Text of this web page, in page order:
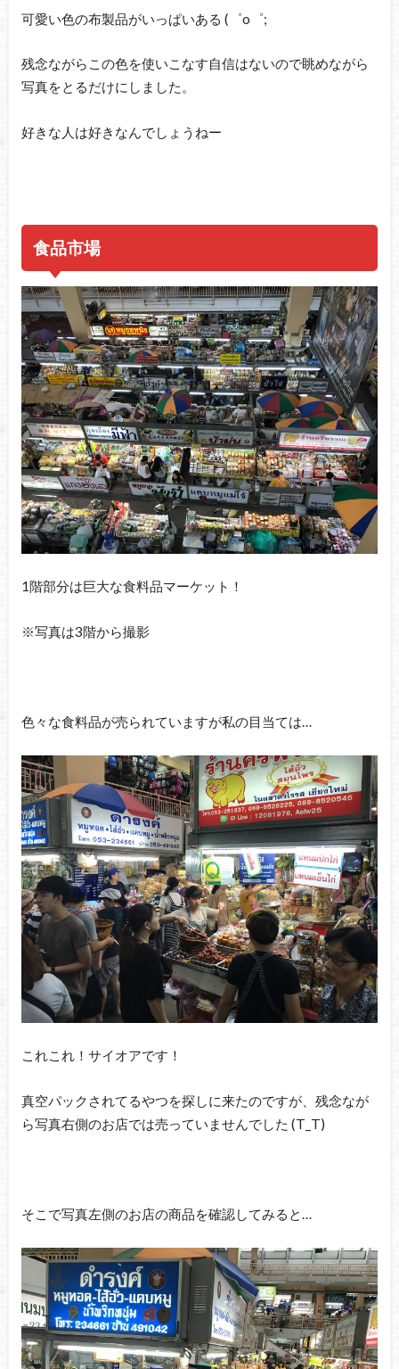
可愛い色の布製品がいっぱいある (゜o゜;
残念ながらこの色を使いこなす自信はないので眺めながら
写真をとるだけにしました。
好きな人は好きなんでしょうねー
食品市場
1階部分は巨大な食料品マーケット！
※写真は3階から撮影
色々な食料品が売られていますが私の目当ては…
これこれ！サイオアです！
真空パックされてるやつを探しに来たのですが、残念なが
ら写真右側のお店では売っていませんでした (T_T)
そこで写真左側のお店の商品を確認してみると…